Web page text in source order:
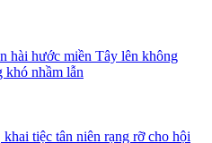
hài hước miền Tây lên không
khó nhầm lẫn
tiệc tân niên rạng rỡ cho hội